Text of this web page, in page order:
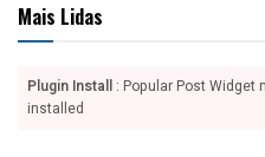
Mais Lidas
Plugin Install : Popular Post Widget
installed